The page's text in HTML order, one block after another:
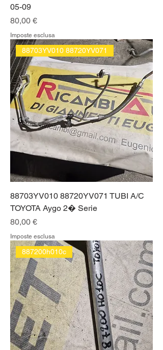
05-09
Prezzo
80,00 €
Imposte esclusa
88703YV010 88720YV071
88703YV010 88720YV071 TUBI A/C
TOYOTA Aygo 2� Serie
Prezzo
80,00 €
Imposte esclusa
887200h010c